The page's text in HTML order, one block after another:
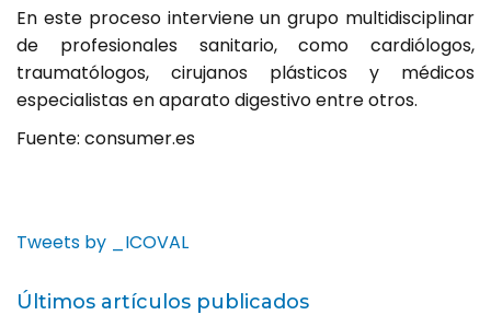
En este proceso interviene un grupo multidisciplinar
de profesionales sanitario, como cardiólogos,
traumatólogos, cirujanos plásticos y médicos
especialistas en aparato digestivo entre otros.
Fuente: consumer.es
Tweets by _ICOVAL
Últimos artículos publicados